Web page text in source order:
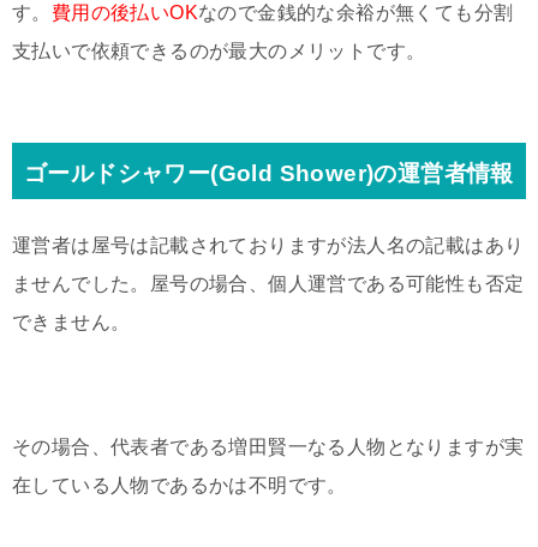
す。 費用の後払いOKなので金銭的な余裕が無くても分割
支払いで依頼できるのが最大のメリットです。
ゴールドシャワー(Gold Shower)の運営者情報
運営者は屋号は記載されておりますが法人名の記載はあり
ませんでした。屋号の場合、個人運営である可能性も否定
できません。
その場合、代表者である増田賢一なる人物となりますが実
在している人物であるかは不明です。